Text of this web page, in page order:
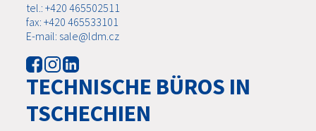
tel.: +420 465502511
fax: +420 465533101
E-mail: sale@ldm.cz
TECHNISCHE BÜROS IN
TSCHECHIEN